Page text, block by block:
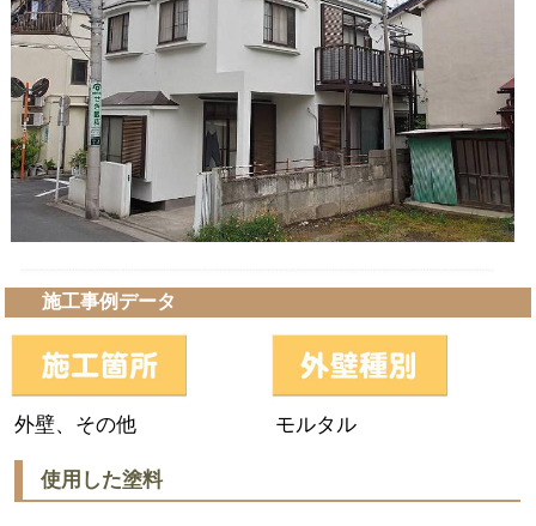
施工事例データ
外壁、その他 モルタル
使用した塗料